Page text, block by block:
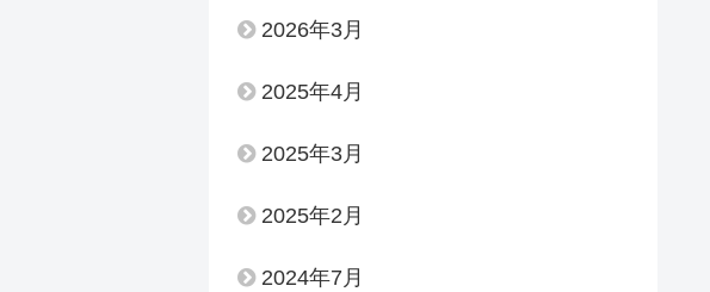
2026年3月
2025年4月
2025年3月
2025年2月
2024年7月